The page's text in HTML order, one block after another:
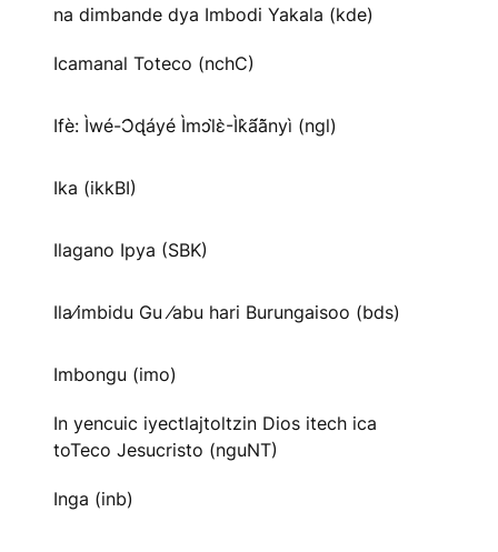
na dimbande dya Imbodi Yakala (kde)
Icamanal Toteco (nchC)
Ifè: Ìwé-Ɔ̀ɖáyé Ìmↄl̀ɛ̀-Ìk̀ã́ã̀nyì (ngl)
Ika (ikkBI)
Ilagano Ipya (SBK)
Ila⁄imbidu Gu ⁄abu hari Burungaisoo (bds)
Imbongu (imo)
In yencuic iyectlajtoltzin Dios itech ica
toTeco Jesucristo (nguNT)
Inga (inb)